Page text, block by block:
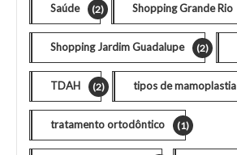
Saúde (2) Shopping Grande Rio
Shopping Jardim Guadalupe (2)
TDAH (2) tipos de mamoplastia
tratamento ortodôntico (1)